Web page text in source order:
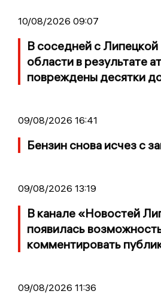
10/08/2026 09:07
В соседней с
области в результате
повреждены десятки
09/08/2026 16:41
Бензин снова исчез с
09/08/2026 13:19
В канале «Новостей
появилась
комментировать
09/08/2026 11:36